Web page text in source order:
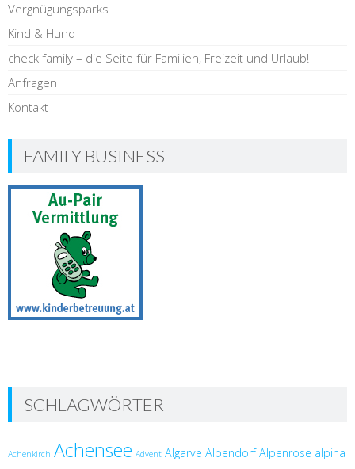
Vergnügungsparks
Kind & Hund
check family – die Seite für Familien, Freizeit und Urlaub!
Anfragen
Kontakt
FAMILY BUSINESS
SCHLAGWÖRTER
Achenkirch Achensee Advent Algarve Alpendorf Alpenrose alpina